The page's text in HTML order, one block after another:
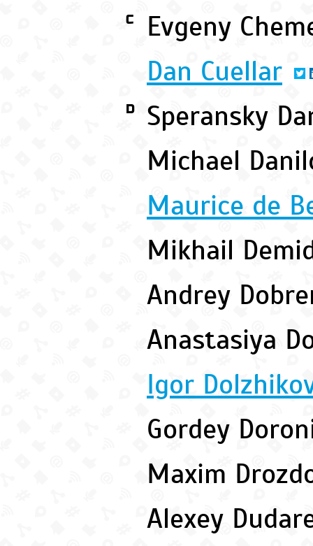
C
Evgeny
Dan Cuellar
D
Speransky
Michael
Maurice de
Mikhail
Andrey
Anastasiya
Igor
Gordey
Maxim
Alexey